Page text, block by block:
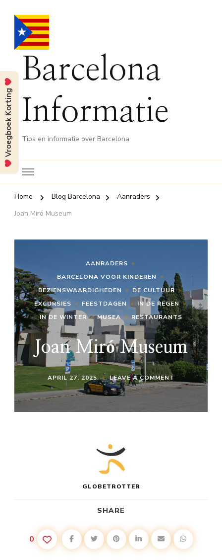
Barcelona
Informatie
Tips en informatie over Barcelona
Home Blog Barcelona
Aanraders
Joan Miró Museum
AANRADERS
BARCELONA VOOR KINDEREN
BEZIENSWAARDIGHEDEN
DE CULTUUR
EXCURSIES
FEESTDAGEN
IN DE REGEN
IN DE WINTER
MUSEA RESTAURANTS
Joan Miró Museum
APRIL 27, 2025 LEAVE A COMMENT ON
JOAN
GLOBETROTTER
SHARE
0
Vroegboek Korting